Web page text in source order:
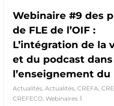
Webinaire #9 des
de FLE de l’OIF :
L’intégration de la
et du podcast dans
l’enseignement du
Actualités, Actualités, CREFA,
CREFECO, Webinaires